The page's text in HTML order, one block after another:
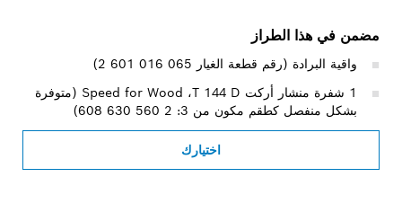
مضمن في هذا الطراز
واقية البرادة (رقم قطعة الغيار ‎2 601 016 065)
1 شفرة منشار أركت T 144 D‏، Speed for Wood (متوفرة
بشكل منفصل كطقم مكون من 3: 2 ‎608 630 560)
اختيارك